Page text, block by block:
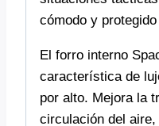
cómodo y
El forro interno
característica de
por alto. Mejora la
circulación del